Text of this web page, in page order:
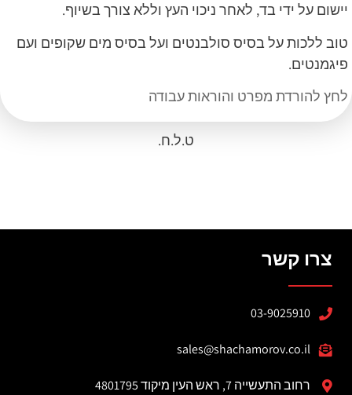
יישום על ידי בד, לאחר ניכוי העץ וללא צורך בשיוף.
טוב ללכות על בסיס סולבנטים ועל בסיס מים שקופים ועם
פיגמנטים.
לחץ להורדת מפרט והוראות עבודה
ט.ל.ח.
צרו קשר
03-9025910
sales@shachamorov.co.il
רחוב התעשייה 7, ראש העין מיקוד 4801795